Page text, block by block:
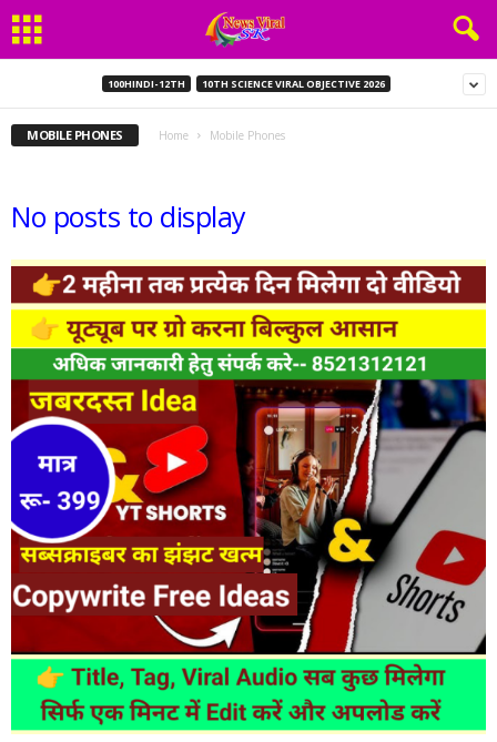
100HINDI-12TH 10TH SCIENCE VIRAL OBJECTIVE 2026
MOBILE PHONES Home Mobile Phones
No posts to display